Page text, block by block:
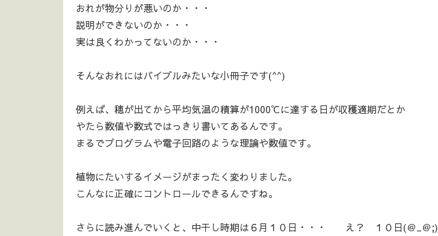
おれが物分りが悪いのか・・・
説明ができないのか・・・
実は良くわかってないのか・・・
そんなおれにはバイブルみたいな小冊子です(^^)
例えば、穂が出てから平均気温の積算が1000℃に達する日が収穫適期だとか
やたら数値や数式ではっきり書いてあるんです。
まるでプログラムや電子回路のような理論や数値です。
植物にたいするイメージがまったく変わりました。
こんなに正確にコントロールできるんですね。
さらに読み進んでいくと、中干し時期は６月１０日・・・ え？ １０日(＠_＠;)